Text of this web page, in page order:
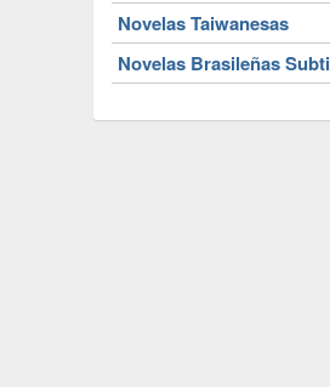
Novelas Taiwanesas
Novelas Brasileñas